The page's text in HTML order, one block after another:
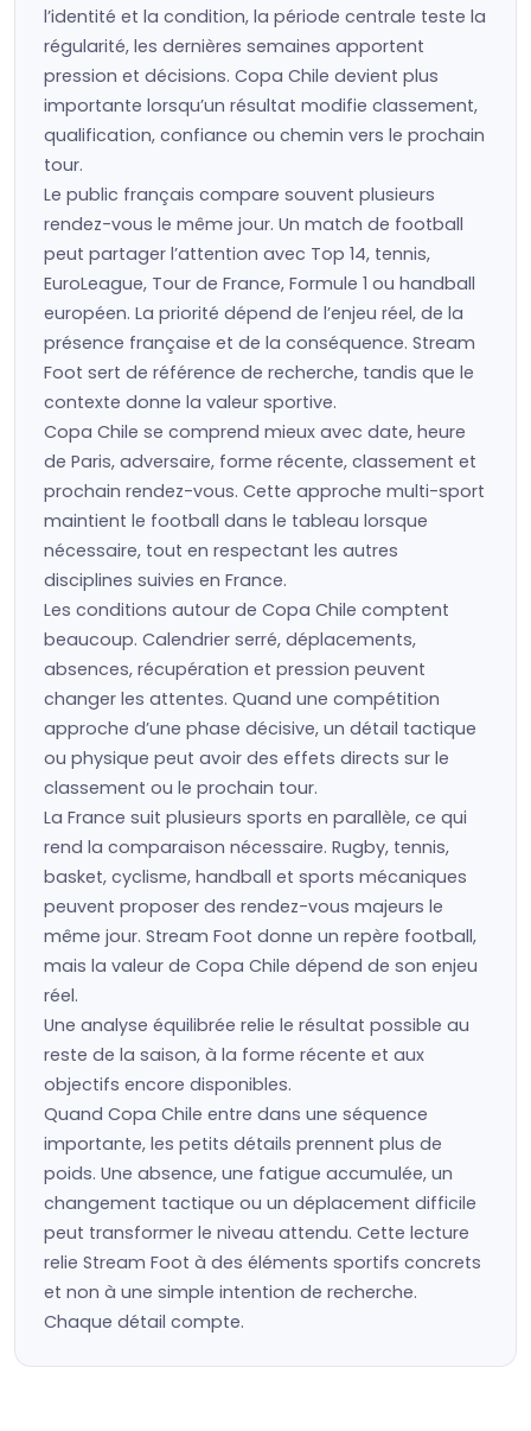
l’identité et la condition, la période centrale teste la
régularité, les dernières semaines apportent
pression et décisions. Copa Chile devient plus
importante lorsqu’un résultat modifie classement,
qualification, confiance ou chemin vers le prochain
tour.
Le public français compare souvent plusieurs
rendez-vous le même jour. Un match de football
peut partager l’attention avec Top 14, tennis,
EuroLeague, Tour de France, Formule 1 ou handball
européen. La priorité dépend de l’enjeu réel, de la
présence française et de la conséquence. Stream
Foot sert de référence de recherche, tandis que le
contexte donne la valeur sportive.
Copa Chile se comprend mieux avec date, heure
de Paris, adversaire, forme récente, classement et
prochain rendez-vous. Cette approche multi-sport
maintient le football dans le tableau lorsque
nécessaire, tout en respectant les autres
disciplines suivies en France.
Les conditions autour de Copa Chile comptent
beaucoup. Calendrier serré, déplacements,
absences, récupération et pression peuvent
changer les attentes. Quand une compétition
approche d’une phase décisive, un détail tactique
ou physique peut avoir des effets directs sur le
classement ou le prochain tour.
La France suit plusieurs sports en parallèle, ce qui
rend la comparaison nécessaire. Rugby, tennis,
basket, cyclisme, handball et sports mécaniques
peuvent proposer des rendez-vous majeurs le
même jour. Stream Foot donne un repère football,
mais la valeur de Copa Chile dépend de son enjeu
réel.
Une analyse équilibrée relie le résultat possible au
reste de la saison, à la forme récente et aux
objectifs encore disponibles.
Quand Copa Chile entre dans une séquence
importante, les petits détails prennent plus de
poids. Une absence, une fatigue accumulée, un
changement tactique ou un déplacement difficile
peut transformer le niveau attendu. Cette lecture
relie Stream Foot à des éléments sportifs concrets
et non à une simple intention de recherche.
Chaque détail compte.